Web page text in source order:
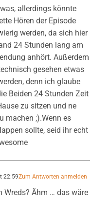
allerdings könnte
Hören der Episode
werden, da sich hier
24 Stunden lang am
anhört. Außerdem
gesehen etwas
denn ich glaube
Beiden 24 Stunden Zeit
zu sitzen und ne
machen ;).Wenn es
sollte, seid ihr echt
22:59Zum Antworten anmelden
Wreds? Ähm … das wäre